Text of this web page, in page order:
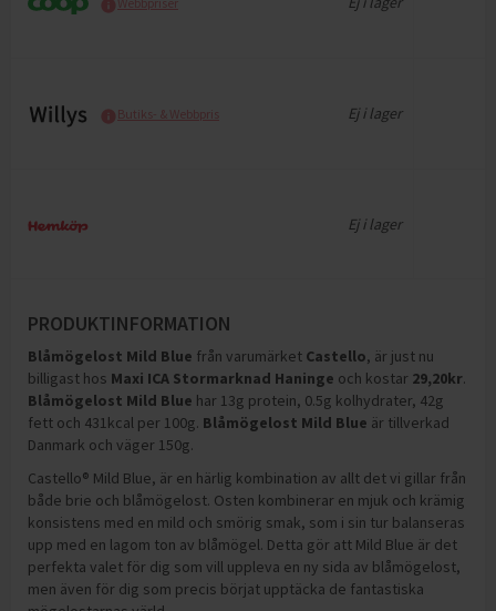
Butiks- & Webbpris Ej i lager
Ej i lager
PRODUKTINFORMATION
Blåmögelost Mild Blue från varumärket Castello, är just nu
billigast hos Maxi ICA Stormarknad Haninge och kostar 29,20kr.
Blåmögelost Mild Blue har 13g protein, 0.5g kolhydrater, 42g
fett och 431kcal per 100g. Blåmögelost Mild Blue är tillverkad
Danmark och väger 150g.
Castello® Mild Blue, är en härlig kombination av allt det vi gillar från
både brie och blåmögelost. Osten kombinerar en mjuk och krämig
konsistens med en mild och smörig smak, som i sin tur balanseras
upp med en lagom ton av blåmögel. Detta gör att Mild Blue är det
perfekta valet för dig som vill uppleva en ny sida av blåmögelost,
men även för dig som precis börjat upptäcka de fantastiska